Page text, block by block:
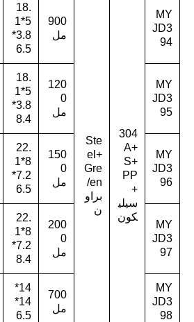
304
+A
S+
PP
+
سيلي
كون
Ste
el+
Gre
en/
براو
ن
MY
JD3
94
900
مل
18.
5*1
3.8*
6.5
MY
JD3
95
120
0
مل
18.
5*1
3.8*
8.4
MY
JD3
96
150
0
مل
22.
8*1
7.2*
6.5
MY
JD3
97
200
0
مل
22.
8*1
7.2*
8.4
MY
JD3
98
700
مل
14*
14*
6.5